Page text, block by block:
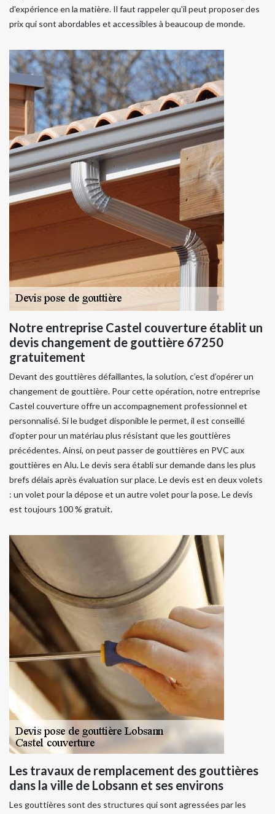
d'expérience en la matière. Il faut rappeler qu'il peut proposer des
prix qui sont abordables et accessibles à beaucoup de monde.
Notre entreprise Castel couverture établit un
devis changement de gouttière 67250
gratuitement
Devant des gouttières défaillantes, la solution, c’est d’opérer un
changement de gouttière. Pour cette opération, notre entreprise
Castel couverture offre un accompagnement professionnel et
personnalisé. Si le budget disponible le permet, il est conseillé
d’opter pour un matériau plus résistant que les gouttières
précédentes. Ainsi, on peut passer de gouttières en PVC aux
gouttières en Alu. Le devis sera établi sur demande dans les plus
brefs délais après évaluation sur place. Le devis est en deux volets
: un volet pour la dépose et un autre volet pour la pose. Le devis
est toujours 100 % gratuit.
Les travaux de remplacement des gouttières
dans la ville de Lobsann et ses environs
Les gouttières sont des structures qui sont agressées par les